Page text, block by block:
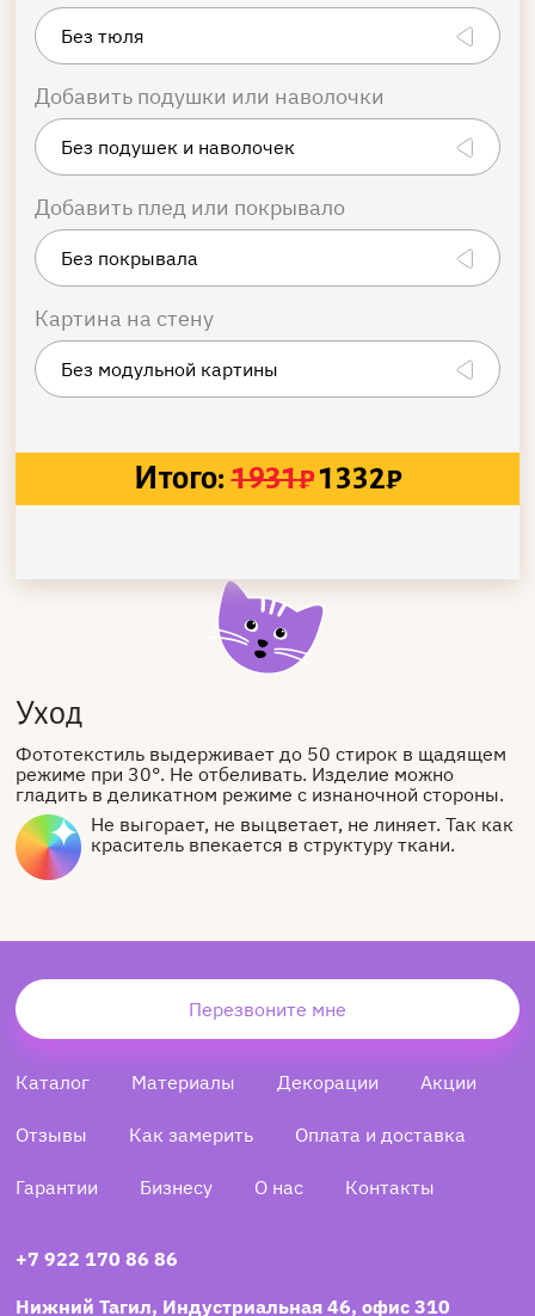
Добавить подушки или наволочки
Добавить плед или покрывало
Картина на стену
Итого: 1931₽1332₽
Уход
Фототекстиль выдерживает до 50 стирок в щадящем
режиме при 30°. Не отбеливать. Изделие можно
гладить в деликатном режиме с изнаночной стороны.
Не выгорает, не выцветает, не линяет. Так как
краситель впекается в структуру ткани.
Перезвоните мне
Каталог Материалы Декорации Акции
Отзывы Как замерить Оплата и доставка
Гарантии Бизнесу О нас Контакты
+7 922 170 86 86
Нижний Тагил, Индустриальная 46, офис 310